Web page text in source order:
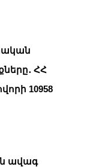
ՀՀ
10958
ավագ